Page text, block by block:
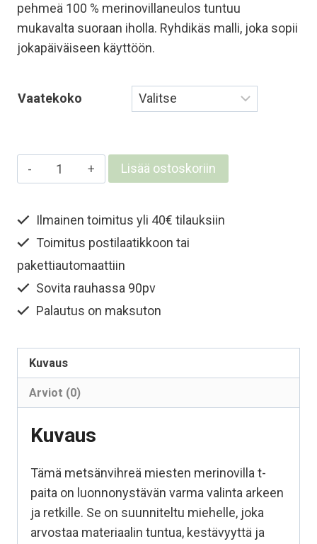
pehmeä 100 % merinovillaneulos tuntuu
mukavalta suoraan iholla. Ryhdikäs malli, joka sopii
jokapäiväiseen käyttöön.
Vaatekoko
Miesten
merinovilla
paita
–
Metsänvihreä
määrä
Lisää ostoskoriin
Ilmainen toimitus yli 40€ tilauksiin
Toimitus postilaatikkoon tai
pakettiautomaattiin
Sovita rauhassa 90pv
Palautus on maksuton
Kuvaus
Arviot (0)
Kuvaus
Tämä metsänvihreä miesten merinovilla t-
paita on luonnonystävän varma valinta arkeen
ja retkille. Se on suunniteltu miehelle, joka
arvostaa materiaalin tuntua, kestävyyttä ja